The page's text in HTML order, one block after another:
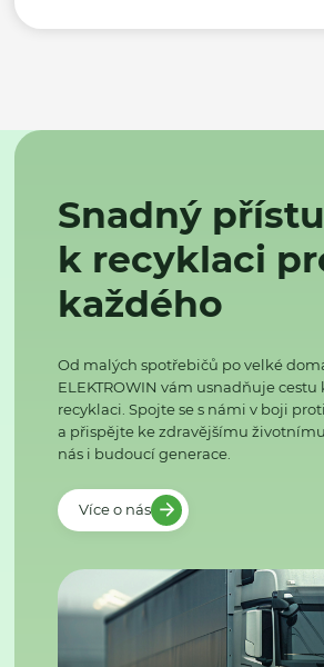
Snadný
k recyklaci
každého
Od malých spotřebičů po velké
ELEKTROWIN vám usnadňuje
recyklaci. Spojte se s námi v boji
a přispějte ke zdravějšímu
nás i budoucí generace.
Více o nás